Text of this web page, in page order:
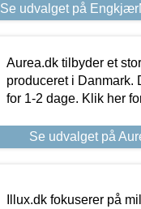
Se udvalget på
Aurea.dk tilbyder et
produceret i Danmark.
for 1-2 dage. Klik her
Se udvalget på
Illux.dk fokuserer på